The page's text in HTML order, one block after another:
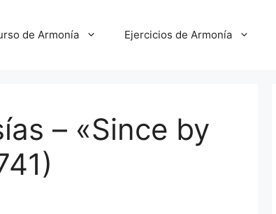
de Armonía Ejercicios de Armonía
– «Since by